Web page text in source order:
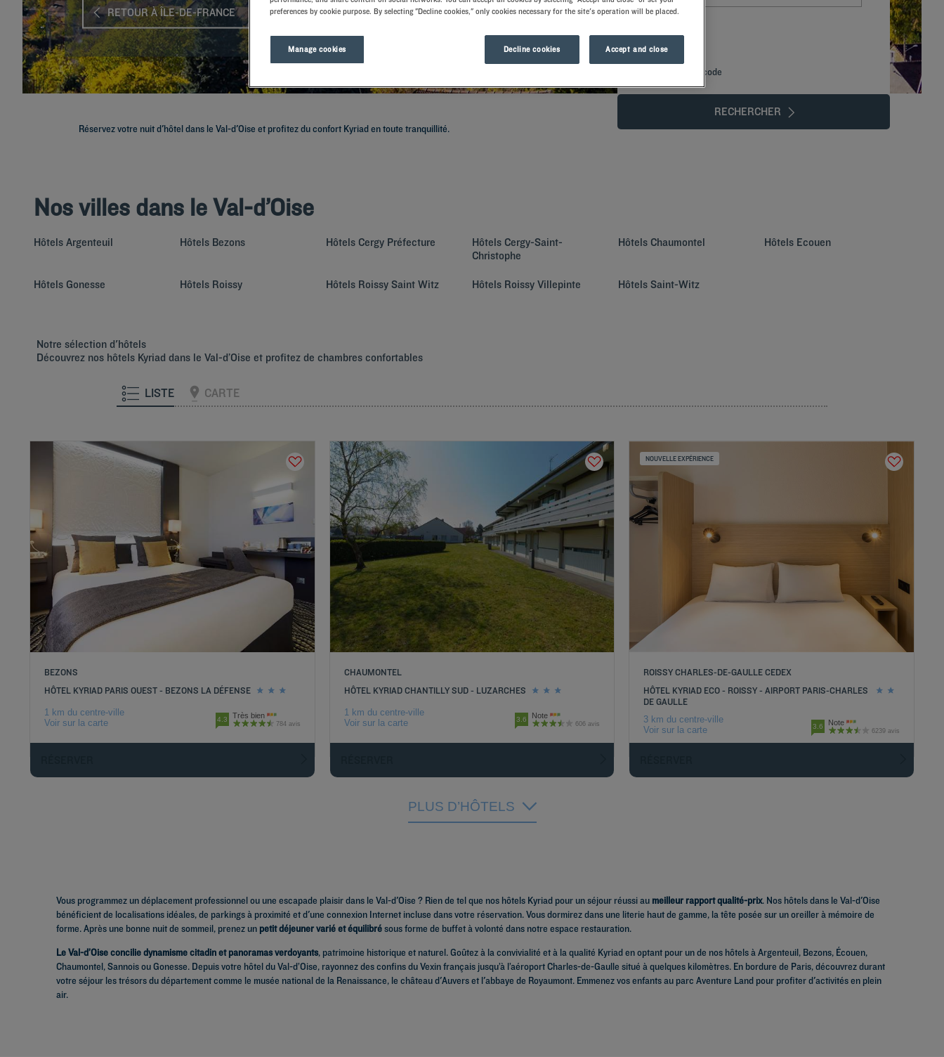
RETOUR À ÎLE-DE-FRANCE
RECHERCHER
Ajouter un code
Réservez votre nuit d'hôtel dans le Val-d'Oise et profitez du confort Kyriad en toute tranquillité.
Nos villes dans le Val-d’Oise
Hôtels Argenteuil Hôtels Bezons Hôtels Cergy Préfecture Hôtels Cergy-Saint-
Christophe
Hôtels Chaumontel Hôtels Ecouen
Hôtels Gonesse Hôtels Roissy Hôtels Roissy Saint Witz Hôtels Roissy Villepinte Hôtels Saint-Witz
Notre sélection d'hôtels
Découvrez nos hôtels Kyriad dans le Val-d’Oise et profitez de chambres confortables
LISTE CARTE
BEZONS
HÔTEL KYRIAD PARIS OUEST - BEZONS LA DÉFENSE
1 km du centre-ville
Voir sur la carte
4.3 Très bien
784 avis
CHAUMONTEL
HÔTEL KYRIAD CHANTILLY SUD - LUZARCHES
1 km du centre-ville
Voir sur la carte
3.6 Note
606 avis
NOUVELLE EXPÉRIENCE
ROISSY CHARLES-DE-GAULLE CEDEX
HÔTEL KYRIAD ECO - ROISSY - AIRPORT PARIS-CHARLES
DE GAULLE
3 km du centre-ville
Voir sur la carte
3.6 Note
6239 avis
PLUS D’HÔTELS
Vous programmez un déplacement professionnel ou une escapade plaisir dans le Val-d'Oise ? Rien de tel que nos hôtels Kyriad pour un séjour réussi au meilleur rapport qualité-prix. Nos hôtels dans le Val-d'Oise
bénéficient de localisations idéales, de parkings à proximité et d'une connexion Internet incluse dans votre réservation. Vous dormirez dans une literie haut de gamme, la tête posée sur un oreiller à mémoire de
forme. Après une bonne nuit de sommeil, prenez un petit déjeuner varié et équilibrésous forme de buffet à volonté dans notre espace restauration.
Le Val-d’Oise concilie dynamisme citadin et panoramas verdoyants, patrimoine historique et naturel. Goûtez à la convivialité et à la qualité Kyriad en optant pour un de nos hôtels à Argenteuil, Bezons, Écouen,
Chaumontel, Sannois ou Gonesse. Depuis votre hôtel du Val-d’Oise, rayonnez des confins du Vexin français jusqu’à l’aéroport Charles-de-Gaulle situé à quelques kilomètres. En bordure de Paris, découvrez durant
votre séjour les trésors du département comme le musée national de la Renaissance, le château d'Auvers et l'abbaye de Royaumont. Emmenez vos enfants au parc Aventure Land pour profiter d'activités en plein
air.
preferences by cookie purpose. By selecting "Decline cookies," only cookies necessary for the site's operation will be placed.
Manage cookies Decline cookies Accept and close